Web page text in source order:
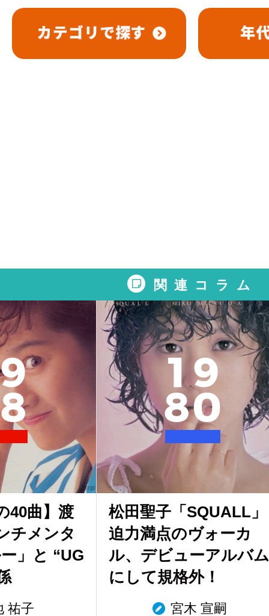
関連コラム
9
8
40曲】渡
チメンタ
」と “UG
祐子
1 9
80
松田聖子「SQUALL」
迫力満点のヴォーカ
ル、デビューアルバム
にして規格外！
宮木 宣嗣